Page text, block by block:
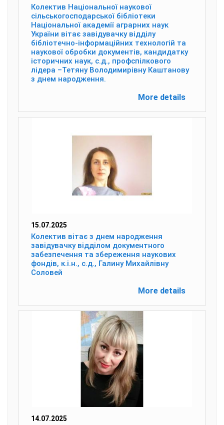
Колектив Національної наукової
сільськогосподарської бібліотеки
Національної академії аграрних наук
України вітає завідувачку відділу
бібліотечно-інформаційних технологій та
наукової обробки документів, кандидатку
історичних наук, с.д., профспілкового
лідера –Тетяну Володимирівну Каштанову
з днем народження.
More details
15.07.2025
Колектив вітає з днем народження
завідувачку відділом документного
забезпечення та збереження наукових
фондів, к.і.н., с.д., Галину Михайлівну
Соловей
More details
14.07.2025